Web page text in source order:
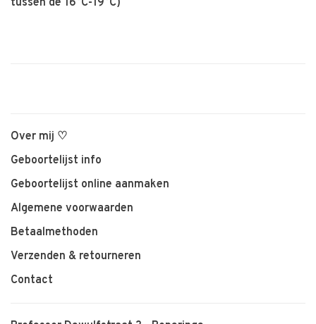
Over mij ♡
Geboortelijst info
Geboortelijst online aanmaken
Algemene voorwaarden
Betaalmethoden
Verzenden & retourneren
Contact